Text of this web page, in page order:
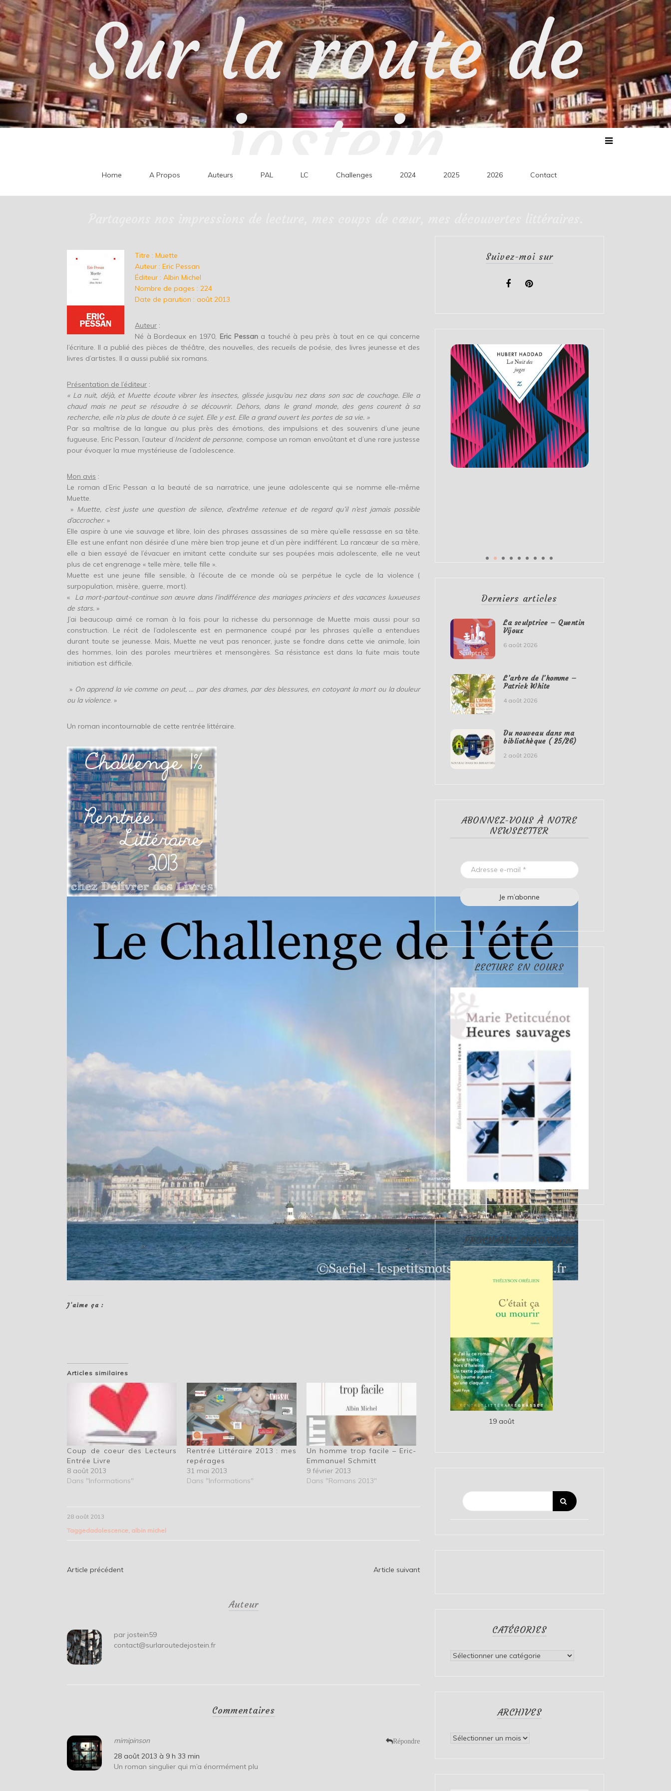
Skip
to
content
Sur la route de
jostein
Home A Propos Auteurs PAL LC Challenges 2024 2025 2026 Contact
Titre : Muette
Auteur : Eric Pessan
Éditeur : Albin Michel
Nombre de pages : 224
Date de parution : août 2013
Auteur :
Né à Bordeaux en 1970, Eric Pessana touché à peu près à tout en ce qui concerne
l’écriture. Il a publié des pièces de théâtre, des nouvelles, des recueils de poésie, des livres jeunesse et des
livres d’artistes. Il a aussi publié six romans.
Présentation de l’éditeur :
« La nuit, déjà, et Muette écoute vibrer les insectes, glissée jusqu’au nez dans son sac de couchage. Elle a
chaud mais ne peut se résoudre à se découvrir. Dehors, dans le grand monde, des gens courent à sa
recherche, elle n’a plus de doute à ce sujet. Elle y est. Elle a grand ouvert les portes de sa vie. »
Par sa maîtrise de la langue au plus près des émotions, des impulsions et des souvenirs d’une jeune
fugueuse, Eric Pessan, l’auteur d’Incident de personne, compose un roman envoûtant et d’une rare justesse
pour évoquer la mue mystérieuse de l’adolescence.
Mon avis :
Le roman d’Eric Pessan a la beauté de sa narratrice, une jeune adolescente qui se nomme elle-même
Muette.
» Muette, c’est juste une question de silence, d’extrême retenue et de regard qu’il n’est jamais possible
d’accrocher. »
Elle aspire à une vie sauvage et libre, loin des phrases assassines de sa mère qu’elle ressasse en sa tête.
Elle est une enfant non désirée d’une mère bien trop jeune et d’un père indifférent. La rancœur de sa mère,
elle a bien essayé de l’évacuer en imitant cette conduite sur ses poupées mais adolescente, elle ne veut
plus de cet engrenage « telle mère, telle fille ».
Muette est une jeune fille sensible, à l’écoute de ce monde où se perpétue le cycle de la violence (
surpopulation, misère, guerre, mort).
«
La mort-partout-continue son œuvre dans l’indifférence des mariages princiers et des vacances luxueuses
de stars. »
J’ai beaucoup aimé ce roman à la fois pour la richesse du personnage de Muette mais aussi pour sa
construction. Le récit de l’adolescente est en permanence coupé par les phrases qu’elle a entendues
durant toute se jeunesse. Mais, Muette ne veut pas renoncer, juste se fondre dans cette vie animale, loin
des hommes, loin des paroles meurtrières et mensongères. Sa résistance est dans la fuite mais toute
initiation est difficile.
» On apprend la vie comme on peut, … par des drames, par des blessures, en cotoyant la mort ou la douleur
ou la violence. »
Un roman incontournable de cette rentrée littéraire.
J’aime ça :
Articles similaires
Coup de coeur des Lecteurs
Entrée Livre
8 août 2013
Dans "Informations"
Rentrée Littéraire 2013 : mes
repérages
31 mai 2013
Dans "Informations"
Un homme trop facile – Eric-
Emmanuel Schmitt
9 février 2013
Dans "Romans 2013"
28 août 2013
Taggedadolescence, albin michel
Navigation
Article précédent Article suivant
Auteur
par jostein59
contact@surlaroutedejostein.fr
Commentaires
mimipinson Répondre
28 août 2013 à 9 h 33 min
Un roman singulier qui m’a énormément plu
Suivez-moi sur
Derniers articles
La sculptrice – Quentin
Vijoux
6 août 2026
L’arbre de l’homme –
Patrick White
4 août 2026
Du nouveau dans ma
bibliothèque ( 25/26)
2 août 2026
ABONNEZ-VOUS À NOTRE
NEWSLETTER
LECTURE EN COURS
PROCHAINE CHRONIQUE
19 août
CATÉGORIES
Catégories
ARCHIVES
Archives